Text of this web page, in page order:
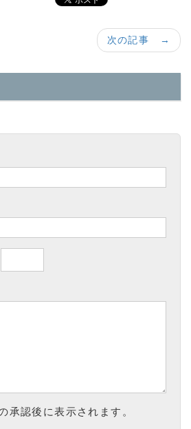
次の記事 →
承認後に表示されます。